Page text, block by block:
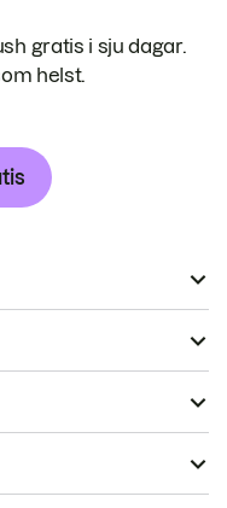
gratis i sju dagar.
helst.